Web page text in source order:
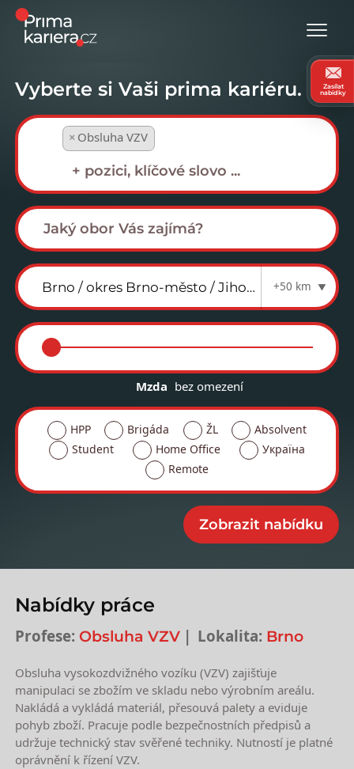
Vyberte si Vaši prima kariéru.
× Obsluha VZV
+50 km
Mzda bez omezení
HPP Brigáda ŽL
Absolvent
Student
Home Office
Україна
Remote
Nabídky práce
Profese: Obsluha VZV Lokalita: Brno
Obsluha vysokozdvižného vozíku (VZV) zajišťuje
manipulaci se zbožím ve skladu nebo výrobním areálu.
Nakládá a vykládá materiál, přesouvá palety a eviduje
pohyb zboží. Pracuje podle bezpečnostních předpisů a
udržuje technický stav svěřené techniky. Nutností je platné
oprávnění k řízení VZV.
Zasílat
nabídky